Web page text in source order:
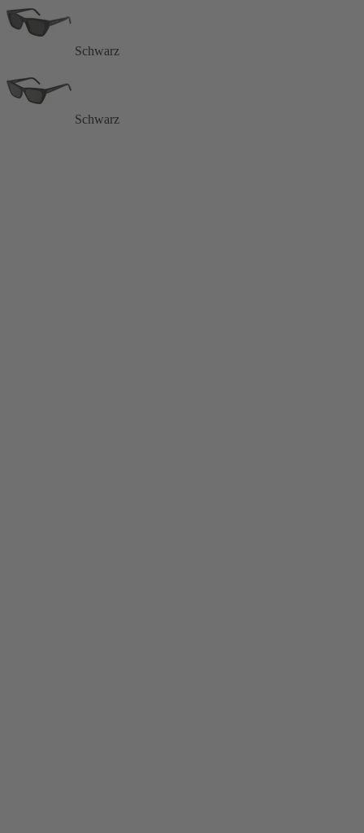
Schwarz
Schwarz